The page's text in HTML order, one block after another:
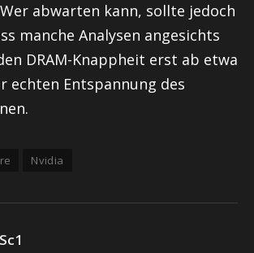
abwarten kann, sollte jedoch
manche Analysen angesichts
DRAM-Knappheit erst ab etwa
echten Entspannung des
Nvidia